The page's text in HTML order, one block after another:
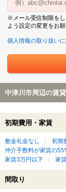
※メール受信制限を
よう設定の変更をお願
個人情報の取り扱い
中津川市周辺の賃
初期費用・家賃
敷金礼金なし 初期
仲介手数料が家賃の
家賃3万円以下
家
間取り